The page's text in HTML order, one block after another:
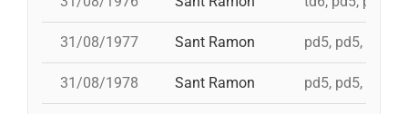
31/08/1977 Sant Ramon pd5, pd5, pd5,
31/08/1978 Sant Ramon pd5, pd5, pd5,